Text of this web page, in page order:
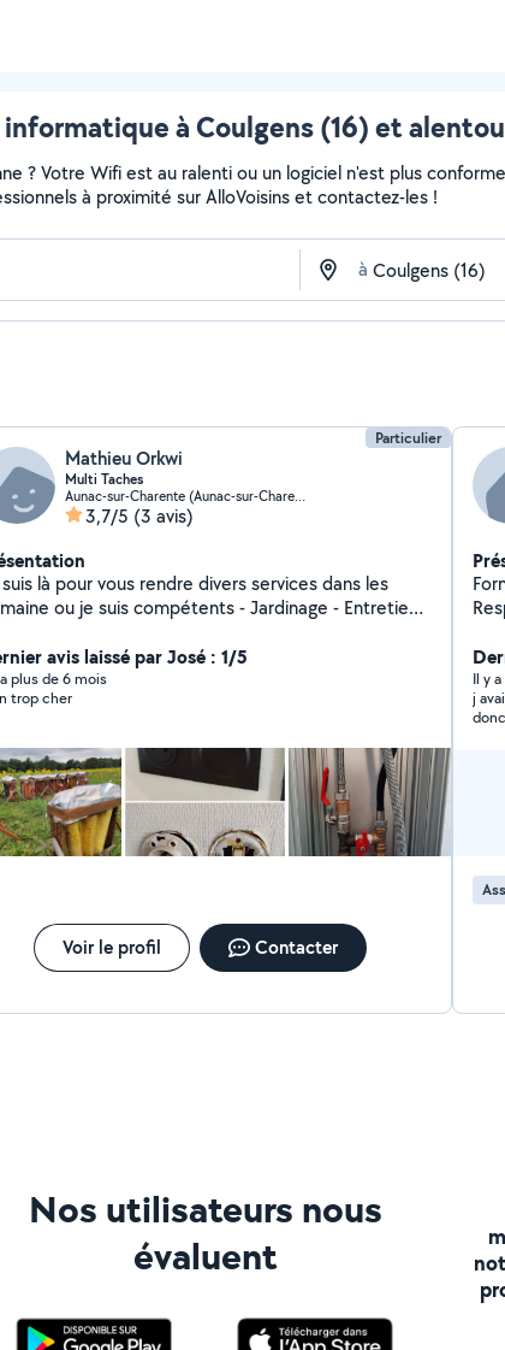
à Coulgens (16) et
? Votre Wifi est au ralenti ou un logiciel n'est plus
à proximité sur AlloVoisins et contactez-les !
à
Particulier
Mathieu Orkwi
Multi Taches
Aunac-sur-Charente (Aunac-sur-Charente)
3,7/5 (3 avis)
là pour vous rendre divers services dans les
ou je suis compétents - Jardinage - Entretient
type - Bricolage - Electricité - Mécanique
- Événementiel : pyrotechnie
avis laissé par José : 1/5
plus de 6 mois
trop cher
Voir le profil Contacter
Il y
j
Nos utilisateurs nous
évaluent